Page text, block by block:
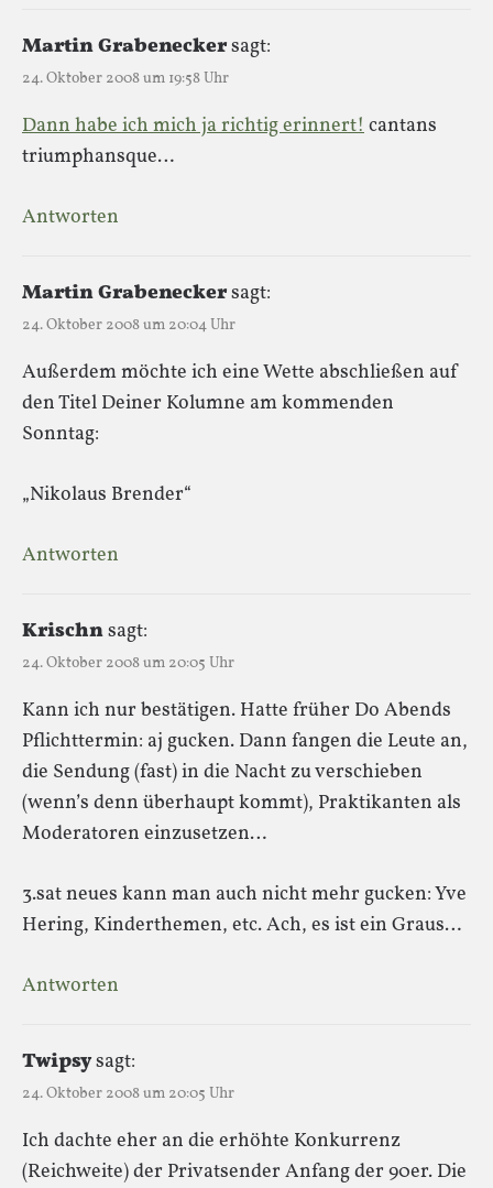
Martin Grabeneckersagt:
24. Oktober 2008 um 19:58 Uhr
Dann habe ich mich ja richtig erinnert!cantans
triumphansque…
Antworten
Martin Grabeneckersagt:
24. Oktober 2008 um 20:04 Uhr
Außerdem möchte ich eine Wette abschließen auf
den Titel Deiner Kolumne am kommenden
Sonntag:
„Nikolaus Brender“
Antworten
Krischnsagt:
24. Oktober 2008 um 20:05 Uhr
Kann ich nur bestätigen. Hatte früher Do Abends
Pflichttermin: aj gucken. Dann fangen die Leute an,
die Sendung (fast) in die Nacht zu verschieben
(wenn’s denn überhaupt kommt), Praktikanten als
Moderatoren einzusetzen…
3.sat neues kann man auch nicht mehr gucken: Yve
Hering, Kinderthemen, etc. Ach, es ist ein Graus…
Antworten
Twipsysagt:
24. Oktober 2008 um 20:05 Uhr
Ich dachte eher an die erhöhte Konkurrenz
(Reichweite) der Privatsender Anfang der 90er. Die